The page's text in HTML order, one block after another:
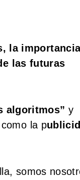
la
las futuras
algoritmos” y
la p
somos